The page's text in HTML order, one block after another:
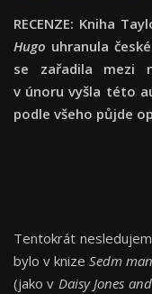
RECENZE: Kniha
Hugo uhranula
se zařadila mezi
v únoru vyšla této
podle všeho půjde
Tentokrát
bylo v knizeSedm
(jako v Daisy Jones